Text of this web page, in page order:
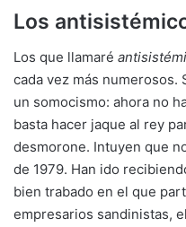
Los
Los que llamaré
cada vez más
un somocismo: ahora no
basta hacer jaque al rey
desmorone. Intuyen que
de 1979. Han ido
bien trabado en el que
empresarios sandinistas,